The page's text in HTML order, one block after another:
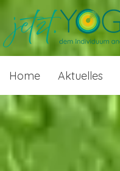
Home Aktuelles